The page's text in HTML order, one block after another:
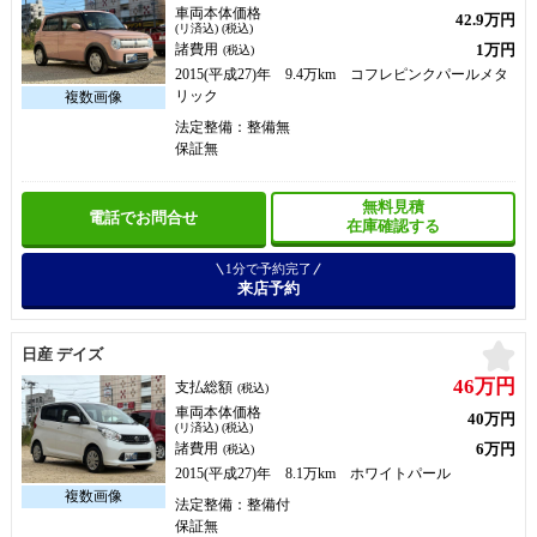
車両本体価格
(リ済込) (税込) 42.9万円
諸費用 (税込) 1万円
2015(平成27)年 9.4万km コフレピンクパールメタ
リック
法定整備：整備無
保証無
電話でお問合せ
無料見積
在庫確認する
1分で予約完了
来店予約
日産 デイズ
支払総額 (税込) 46万円
車両本体価格
(リ済込) (税込) 40万円
諸費用 (税込) 6万円
2015(平成27)年 8.1万km ホワイトパール
法定整備：整備付
保証無